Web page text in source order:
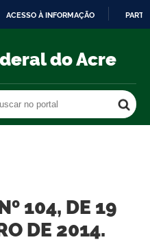
ACESSO À INFORMAÇÃO
do Acre
Buscar no portal
104, DE 19
DE 2014.